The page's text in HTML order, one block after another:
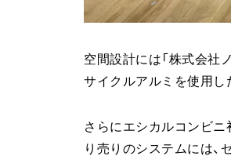
空間設計には「株式会社
サイクルアルミを使用し
さらにエシカルコンビニ
り売りのシステムには、